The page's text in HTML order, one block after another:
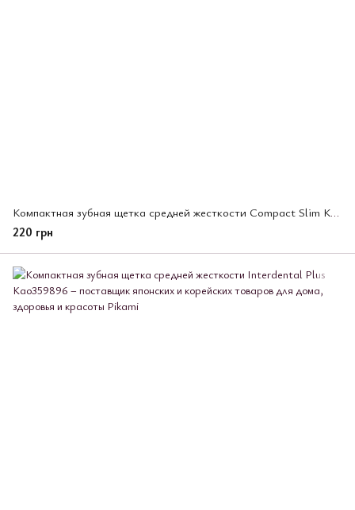
Компактная зубная щетка средней жесткости Compact Slim Као
220 грн